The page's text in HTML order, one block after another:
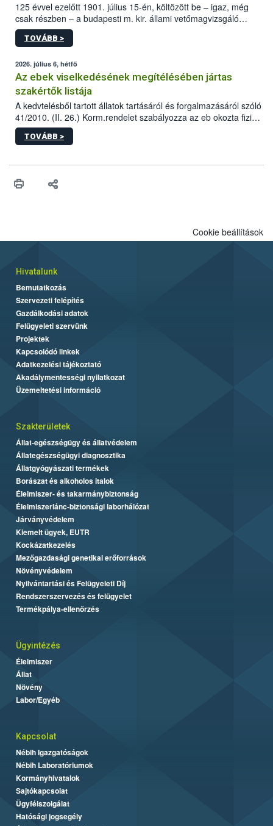
125 évvel ezelőtt 1901. július 15-én, költözött be – igaz, még
csak részben – a budapesti m. kir. állami vetőmagvizsgáló
állomás a Kis Rókus utca 15. szám alatti, Czigler Győző által
tervezett új épületébe.
TOVÁBB >
2026. július 6, hétfő
Az ebek viselkedésének megítélésében jártas
szakértők listája
A kedvtelésből tartott állatok tartásáról és forgalmazásáról szóló
41/2010. (II. 26.) Korm.rendelet szabályozza az eb okozta fizikai
sérülés, illetve ennek veszélye keletkezésekor felmerülő
hatósági feladatokat, valamint a veszélyes eb tartását és annak
vonni az ebek viselkedésének megítélésében jártas szakértőt.
TOVÁBB >
Cookie beállítások
Hivatalunk
Bemutatkozás
Szervezeti felépítés
Gazdálkodási adatok
Felügyeleti szervünk
Projektek
Kapcsolódó linkek
Adatkezelési tájékoztató
Akadálymentességi nyilatkozat
Üzemeltetési információ
Szakterületek
Állat-egészségügy és állatvédelem
Állategészségügyi diagnosztika
Állatgyógyászati termékek
Borászat és alkoholos italok
Élelmiszer- és takarmánybiztonság
Élelmiszerlánc-biztonsági laborhálózat
Járványvédelem
Kiemelt ügyek, EUTR
Kockázatkezelés
Mezőgazdasági genetikai erőforrások
Növényvédelem
Nyilvántartási és Felügyeleti Díj
Rendszerszervezés és felügyelet
Termékpálya-ellenőrzés
Ügyintézés
Élelmiszer
Állat
Növény
Labor/Egyéb
Kapcsolat
Nébih Igazgatóságok
Nébih Laboratóriumok
Kormányhivatalok
Sajtókapcsolat
Ügyfélszolgálat
Hatósági jogsegély